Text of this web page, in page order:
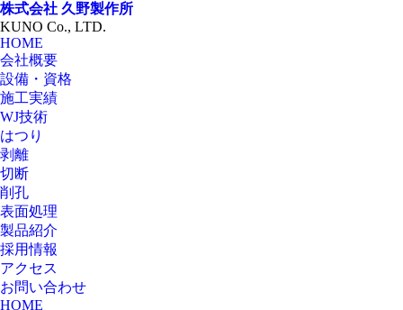
株式会社 久野製作所
KUNO Co., LTD.
HOME
会社概要
設備・資格
施工実績
WJ技術
はつり
剥離
切断
削孔
表面処理
製品紹介
採用情報
アクセス
お問い合わせ
HOME